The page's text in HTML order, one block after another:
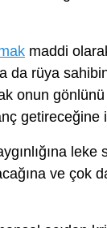
maddi
da rüya
onun gönlünü
getireceğine
ve çok